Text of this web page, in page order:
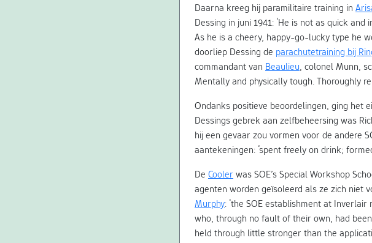
Daarna kreeg hij paramilitaire training in
Dessing in juni 1941: ‘He is not as quick
As he is a cheery, happy-go-lucky type he
doorliep Dessing de parachutetraining bij
commandant van Beaulieu, colonel Munn,
Mentally and physically tough. Thoroughly
Ondanks positieve beoordelingen, ging het
Dessings gebrek aan zelfbeheersing was
hij een gevaar zou vormen voor de andere
aantekeningen: ‘spent freely on drink;
De Cooler was SOE’s Special Workshop
agenten worden geïsoleerd als ze zich niet
Murphy: ‘the SOE establishment at
who, through no fault of their own, had
held through little stronger than the